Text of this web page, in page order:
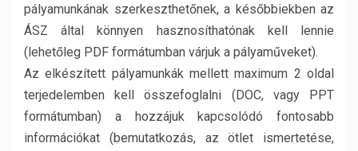
pályamunkának szerkeszthetőnek, a későbbiekben az
ÁSZ által könnyen hasznosíthatónak kell lennie
(lehetőleg PDF formátumban várjuk a pályaműveket).
Az elkészített pályamunkák mellett maximum 2 oldal
terjedelemben kell összefoglalni (DOC, vagy PPT
formátumban) a hozzájuk kapcsolódó fontosabb
információkat (bemutatkozás, az ötlet ismertetése,